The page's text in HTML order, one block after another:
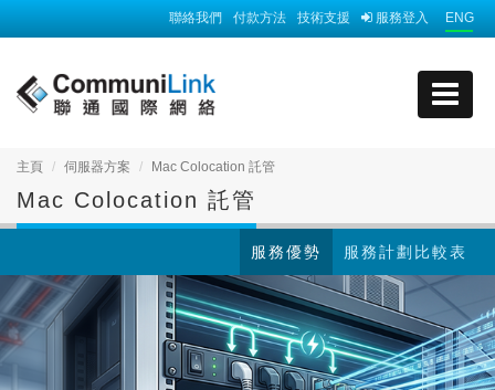
ENG
服務登入
技術支援
付款方法
聯絡我們
主頁 伺服器方案 Mac Colocation 託管
Mac Colocation 託管
服務計劃比較表
服務優勢